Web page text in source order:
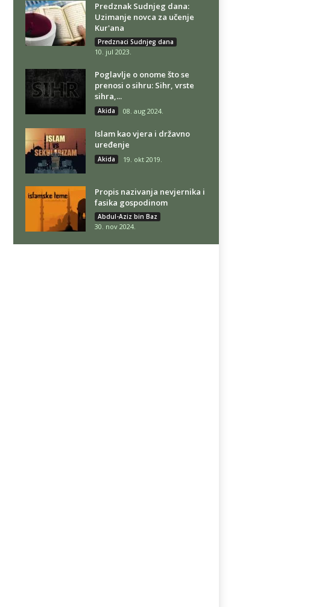
Predznak Sudnjeg dana:
Uzimanje novca za učenje
Kur'ana
Predznaci Sudnjeg dana
10. jul 2023.
Poglavlje o onome što se
prenosi o sihru: Sihr, vrste
sihra,...
Akida 08. aug 2024.
Islam kao vjera i državno
uređenje
Akida 19. okt 2019.
Propis nazivanja nevjernika i
fasika gospodinom
Abdul-Aziz bin Baz
30. nov 2024.